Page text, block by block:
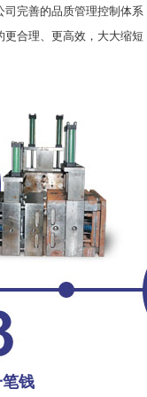
司完善的品质管理控制体系
合理、更高效，大大缩短
钱